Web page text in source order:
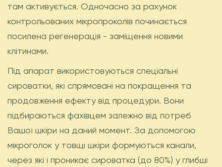
там активується. Одночасно за рахунок
контрольованих мікропроколів починається
посилена регенерація - заміщення новими
клітинами.
Під апарат використовуються спеціальні
сироватки, які спрямовані на покращення та
продовження ефекту від процедури. Вони
підбираються фахівцем залежно від потреб
Вашої шкіри на даний момент. За допомогою
мікроголок у товщі шкіри формуються канали,
через які і проникає сироватка (до 80%) у глибші